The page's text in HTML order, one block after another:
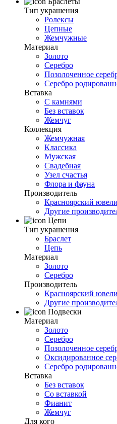
Тип украшения
Ролексы
Цепные
Жемчужные
Материал
Золото
Серебро
Позолоченное
Серебро
Вставка
С камнями
Без вставок
Жемчуг
Коллекция
Жемчужная
Классика
Мужская
Свадебная
Узел счастья
Флора и фауна
Производитель
Красноярский
Другие
Цепи
Тип украшения
Браслет
Цепь
Материал
Золото
Серебро
Производитель
Красноярский
Другие
Подвески
Материал
Золото
Серебро
Позолоченное
Оксидированное
Серебро
Вставка
Без вставок
Со вставкой
Фианит
Жемчуг
Для кого